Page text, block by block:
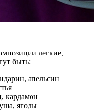
легкие,
быть:
апельсин
кардамон
ягоды